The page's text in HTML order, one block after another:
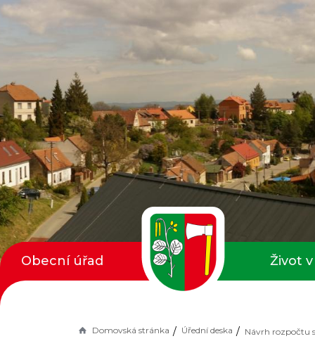
Domovská stránka Úřední deska
Obecní úřad Život